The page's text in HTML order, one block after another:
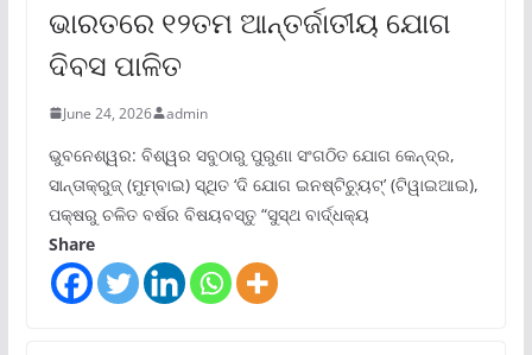
ଭାରତରେ ୧୨ତମ ଆନ୍ତର୍ଜାତୀୟ ଯୋଗ
ଦିବସ ପାଳିତ
June 24, 2026 admin
ଭୁବନେଶ୍ୱର: ବିଶ୍ୱର ସବୁଠାରୁ ପୁରୁଣା ସଂଗଠିତ ଯୋଗ କେନ୍ଦ୍ର,
ସାନ୍ତାକ୍ରୁଜ୍ (ମୁମ୍ବାଇ) ସ୍ଥିତ ‘ଦି ଯୋଗ ଇନଷ୍ଟିଚ୍ୟୁଟ୍‌’ (ଟିୱାଇଆଇ),
ପକ୍ଷରୁ ଚଳିତ ବର୍ଷର ବିଷୟବସ୍ତୁ “ସୁସ୍ଥ ବାର୍ଦ୍ଧକ୍ୟ
Share